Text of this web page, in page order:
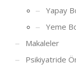
Yapay
Yeme
Makaleler
Psikiyatride